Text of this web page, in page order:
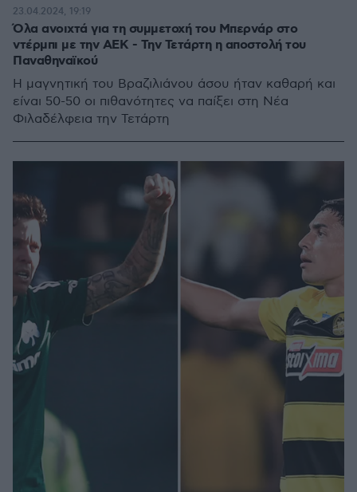
Όλα ανοιχτά για τη συμμετοχή του Μπερνάρ στο
ντέρμπι με την ΑΕΚ - Την Τετάρτη η αποστολή του
Παναθηναϊκού
Η μαγνητική του Βραζιλιάνου άσου ήταν καθαρή και
είναι 50-50 οι πιθανότητες να παίξει στη Νέα
Φιλαδέλφεια την Τετάρτη
23.04.2024, 19:19